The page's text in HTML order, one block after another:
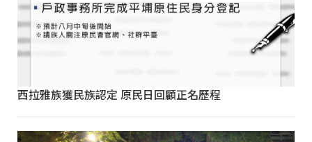
西拉雅族獲民族認定 原民日回顧正名歷程